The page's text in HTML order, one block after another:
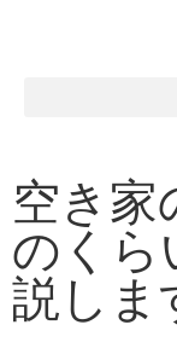
空き家
のくら
説しま